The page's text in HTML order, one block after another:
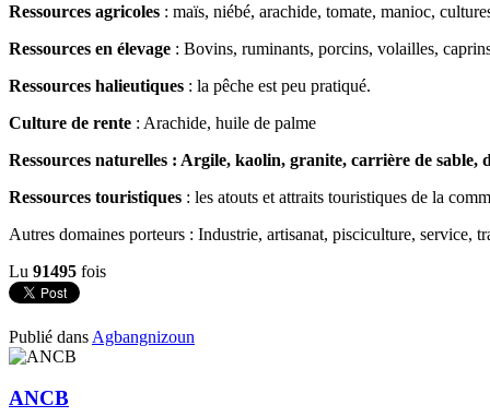
Ressources agricoles : maïs, niébé, arachide, tomate, manioc,
Ressources en élevage : Bovins, ruminants, porcins, volailles,
Ressources halieutiques : la pêche est peu pratiqué.
Culture de rente : Arachide, huile de palme
Ressources naturelles : Argile, kaolin, granite, carrière de sable,
Ressources touristiques : les atouts et attraits touristiques de la
Autres domaines porteurs : Industrie, artisanat, pisciculture, service,
Lu 91495 fois
Publié dans Agbangnizoun
ANCB